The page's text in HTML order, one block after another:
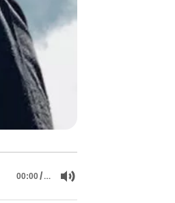
00:00/…